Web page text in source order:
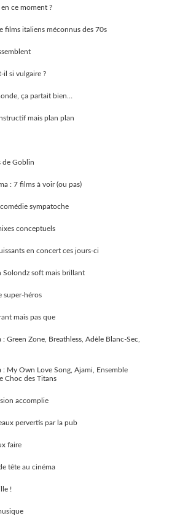
ce moment ?
films italiens méconnus des 70s
il si vulgaire ?
ça partait bien…
mais plan plan
de Goblin
: 7 films à voir (ou pas)
sympatoche
conceptuels
en concert ces jours-ci
Solondz soft mais brillant
super-héros
mais pas que
Green Zone, Breathless, Adèle Blanc-Sec,
: My Own Love Song, Ajami, Ensemble
Choc des Titans
accomplie
pervertis par la pub
faire
tête au cinéma
!